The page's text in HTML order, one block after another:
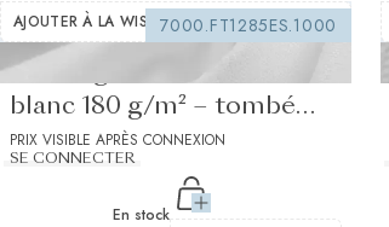
AJOUTER À LA WISHLIST7000.FT1285ES.1000
Entoilage thermocollant
blanc 180 g/m² – tombé
rigide
PRIX VISIBLE APRÈS CONNEXION
SE CONNECTER
En stock